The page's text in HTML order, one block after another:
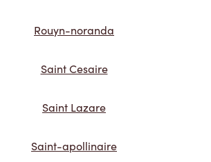
Rouyn-noranda
Saint Cesaire
Saint Lazare
Saint-apollinaire